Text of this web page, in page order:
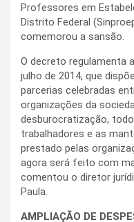
Professores em
Distrito Federal
comemorou a sansão.
O decreto regulamenta
julho de 2014, que
parcerias celebradas
organizações da
desburocratização,
trabalhadores e as
prestado pelas
agora será feito com
comentou o diretor
Paula.
AMPLIAÇÃO DE